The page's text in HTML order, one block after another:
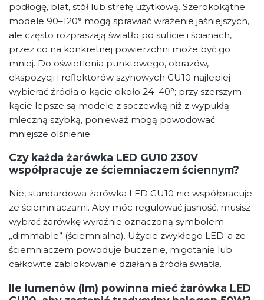
podłogę, blat, stół lub strefę użytkową. Szerokokątne
modele 90–120° mogą sprawiać wrażenie jaśniejszych,
ale często rozpraszają światło po suficie i ścianach,
przez co na konkretnej powierzchni może być go
mniej. Do oświetlenia punktowego, obrazów,
ekspozycji i reflektorów szynowych GU10 najlepiej
wybierać źródła o kącie około 24–40°; przy szerszym
kącie lepsze są modele z soczewką niż z wypukłą
mleczną szybką, ponieważ mogą powodować
mniejsze olśnienie.
Czy każda żarówka LED GU10 230V
współpracuje ze ściemniaczem ściennym?
Nie, standardowa żarówka LED GU10 nie współpracuje
ze ściemniaczami. Aby móc regulować jasność, musisz
wybrać żarówkę wyraźnie oznaczoną symbolem
„dimmable” (ściemnialna). Użycie zwykłego LED-a ze
ściemniaczem powoduje buczenie, migotanie lub
całkowite zablokowanie działania źródła światła.
Ile lumenów (lm) powinna mieć żarówka LED